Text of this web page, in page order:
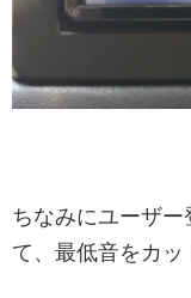
ちなみにユーザ
て、最低音をカッ